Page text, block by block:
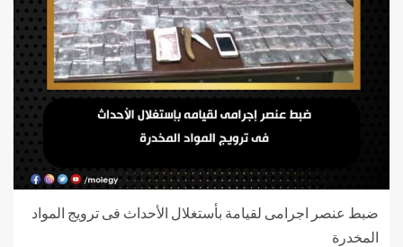
ضبط عنصر اجرامى لقيامة بأستغلال الأحداث فى ترويج المواد
المخدرة